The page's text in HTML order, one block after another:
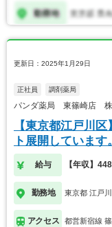
更新日：2025年1月29日
正社員 調剤薬局
パンダ薬局 東篠崎店 株
【東京都江戸川
ト展開しています。
給与 【年収】
勤務地 東京都 江戸川
アクセス 都営新宿線